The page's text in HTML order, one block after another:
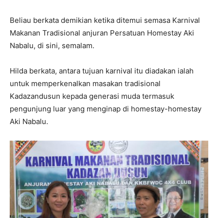
Beliau berkata demikian ketika ditemui semasa Karnival
Makanan Tradisional anjuran Persatuan Homestay Aki
Nabalu, di sini, semalam.
Hilda berkata, antara tujuan karnival itu diadakan ialah
untuk memperkenalkan masakan tradisional
Kadazandusun kepada generasi muda termasuk
pengunjung luar yang menginap di homestay-homestay
Aki Nabalu.